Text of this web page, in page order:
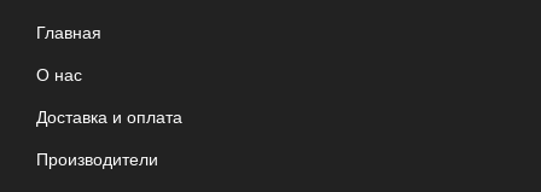
Главная
О нас
Доставка и оплата
Производители